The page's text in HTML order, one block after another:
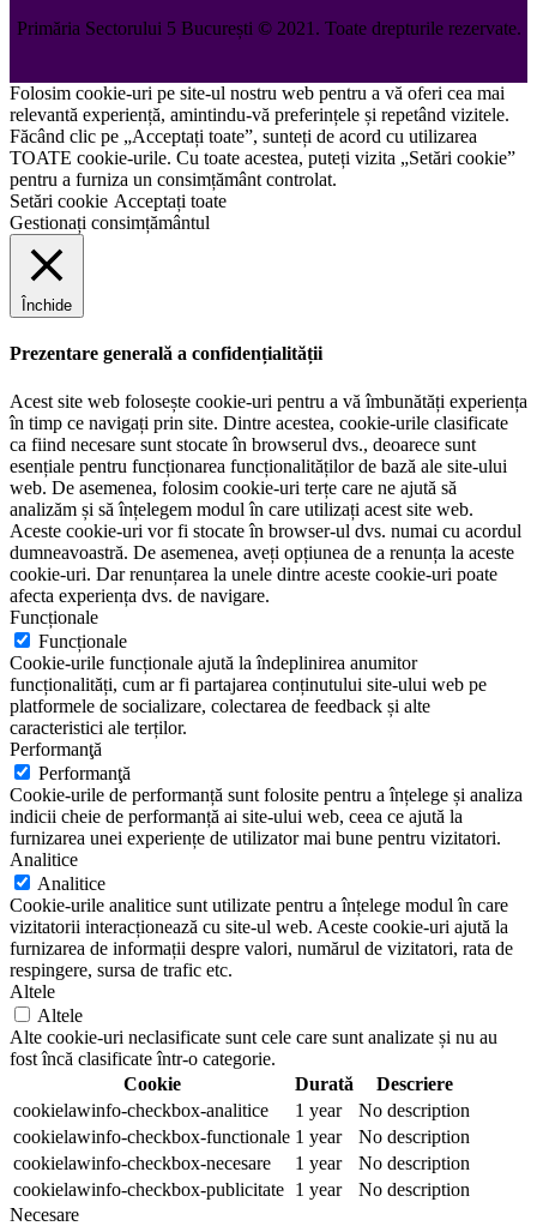
Primăria Sectorului 5 București ©️2021. Toate drepturile rezervate.
Folosim cookie-uri pe site-ul nostru web pentru a vă oferi cea mai
relevantă experiență, amintindu-vă preferințele și repetând vizitele.
Făcând clic pe „Acceptați toate”, sunteți de acord cu utilizarea
TOATE cookie-urile. Cu toate acestea, puteți vizita „Setări cookie”
pentru a furniza un consimțământ controlat.
Setări cookie Acceptați toate
Gestionați consimțământul
Închide
Prezentare generală a confidențialității
Acest site web folosește cookie-uri pentru a vă îmbunătăți experiența
în timp ce navigați prin site. Dintre acestea, cookie-urile clasificate
ca fiind necesare sunt stocate în browserul dvs., deoarece sunt
esențiale pentru funcționarea funcționalităților de bază ale site-ului
web. De asemenea, folosim cookie-uri terțe care ne ajută să
analizăm și să înțelegem modul în care utilizați acest site web.
Aceste cookie-uri vor fi stocate în browser-ul dvs. numai cu acordul
dumneavoastră. De asemenea, aveți opțiunea de a renunța la aceste
cookie-uri. Dar renunțarea la unele dintre aceste cookie-uri poate
afecta experiența dvs. de navigare.
Funcționale
Funcționale
Cookie-urile funcționale ajută la îndeplinirea anumitor
funcționalități, cum ar fi partajarea conținutului site-ului web pe
platformele de socializare, colectarea de feedback și alte
caracteristici ale terților.
Performanţă
Performanţă
Cookie-urile de performanță sunt folosite pentru a înțelege și analiza
indicii cheie de performanță ai site-ului web, ceea ce ajută la
furnizarea unei experiențe de utilizator mai bune pentru vizitatori.
Analitice
Analitice
Cookie-urile analitice sunt utilizate pentru a înțelege modul în care
vizitatorii interacționează cu site-ul web. Aceste cookie-uri ajută la
furnizarea de informații despre valori, numărul de vizitatori, rata de
respingere, sursa de trafic etc.
Altele
Altele
Alte cookie-uri neclasificate sunt cele care sunt analizate și nu au
fost încă clasificate într-o categorie.
Cookie
Durată
Descriere
cookielawinfo-checkbox-analitice
1 year
No description
cookielawinfo-checkbox-functionale 1 year
No description
cookielawinfo-checkbox-necesare
1 year
No description
cookielawinfo-checkbox-publicitate 1 year
No description
Necesare